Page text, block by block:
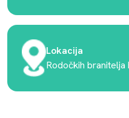
Lokacija
Rodočkih